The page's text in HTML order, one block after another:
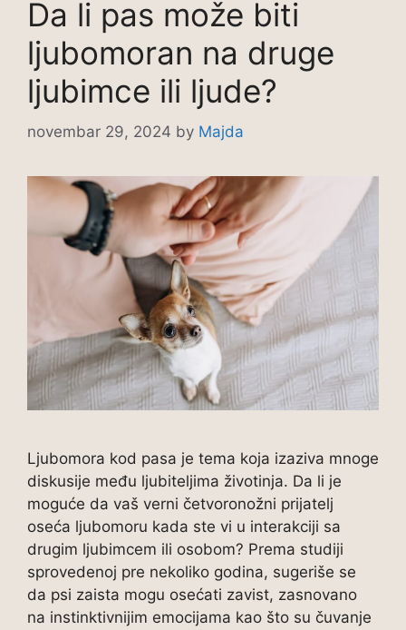
Da li pas može biti
ljubomoran na druge
ljubimce ili ljude?
novembar 29, 2024 by Majda
Ljubomora kod pasa je tema koja izaziva mnoge
diskusije među ljubiteljima životinja. Da li je
moguće da vaš verni četvoronožni prijatelj
oseća ljubomoru kada ste vi u interakciji sa
drugim ljubimcem ili osobom? Prema studiji
sprovedenoj pre nekoliko godina, sugeriše se
da psi zaista mogu osećati zavist, zasnovano
na instinktivnijim emocijama kao što su čuvanje